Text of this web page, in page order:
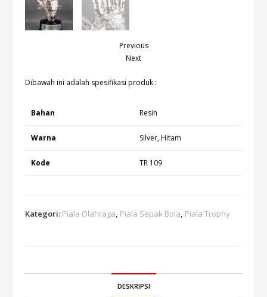
Previous
Next
Dibawah ini adalah spesifikasi produk :
Bahan Resin
Warna Silver, Hitam
Kode TR 109
Kategori: Piala Olahraga, Piala Sepak Bola, Piala Trophy
DESKRIPSI